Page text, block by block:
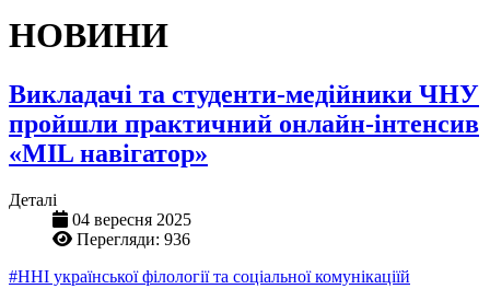
НОВИНИ
Викладачі та студенти-медійники ЧНУ
пройшли практичний онлайн-інтенсив
«MIL навігатор»
Деталі
04 вересня 2025
Перегляди: 936
#ННІ української філології та соціальної комунікаціїй